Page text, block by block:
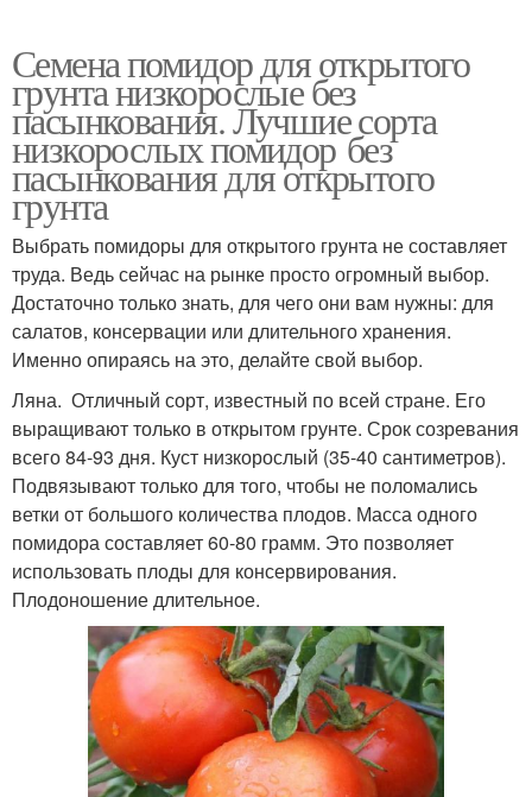
Семена помидор для открытого
грунта низкорослые без
пасынкования. Лучшие сорта
низкорослых помидор без
пасынкования для открытого
грунта
Выбрать помидоры для открытого грунта не составляет
труда. Ведь сейчас на рынке просто огромный выбор.
Достаточно только знать, для чего они вам нужны: для
салатов, консервации или длительного хранения.
Именно опираясь на это, делайте свой выбор.
Ляна. Отличный сорт, известный по всей стране. Его
выращивают только в открытом грунте. Срок созревания
всего 84-93 дня. Куст низкорослый (35-40 сантиметров).
Подвязывают только для того, чтобы не поломались
ветки от большого количества плодов. Масса одного
помидора составляет 60-80 грамм. Это позволяет
использовать плоды для консервирования.
Плодоношение длительное.